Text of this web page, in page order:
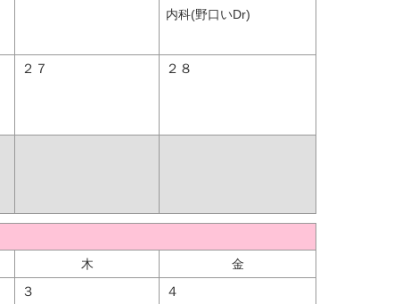
内科(野口いDr)
２７ ２８
木 金
３ ４